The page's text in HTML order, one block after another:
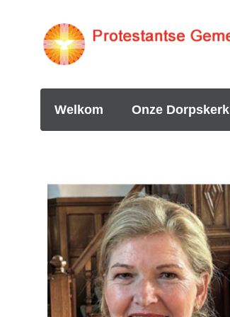
Welkom Onze Dorpskerk